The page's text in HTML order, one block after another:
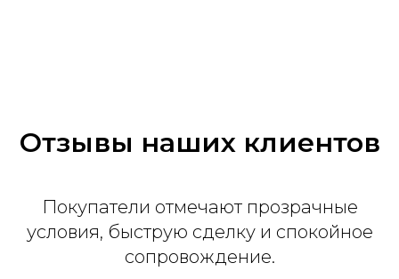
Отзывы наших клиентов
Покупатели отмечают прозрачные
условия, быструю сделку и спокойное
сопровождение.